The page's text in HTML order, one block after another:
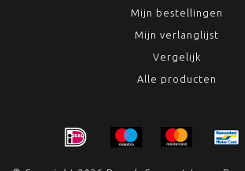
Mijn bestellingen
Mijn verlanglijst
Vergelijk
Alle producten